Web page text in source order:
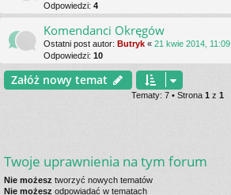
Odpowiedzi: 4
Komendanci Okręgów
Ostatni post autor: Butryk « 21 kwie 2014, 11:09
Odpowiedzi: 10
Załóż nowy temat
Tematy: 7 • Strona 1z 1
Twoje uprawnienia na tym forum
Nie możesz tworzyć nowych tematów
Nie możesz odpowiadać w tematach